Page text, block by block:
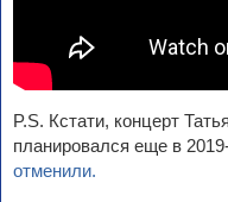
P.S. Кстати, концерт
планировался еще в
отменили.